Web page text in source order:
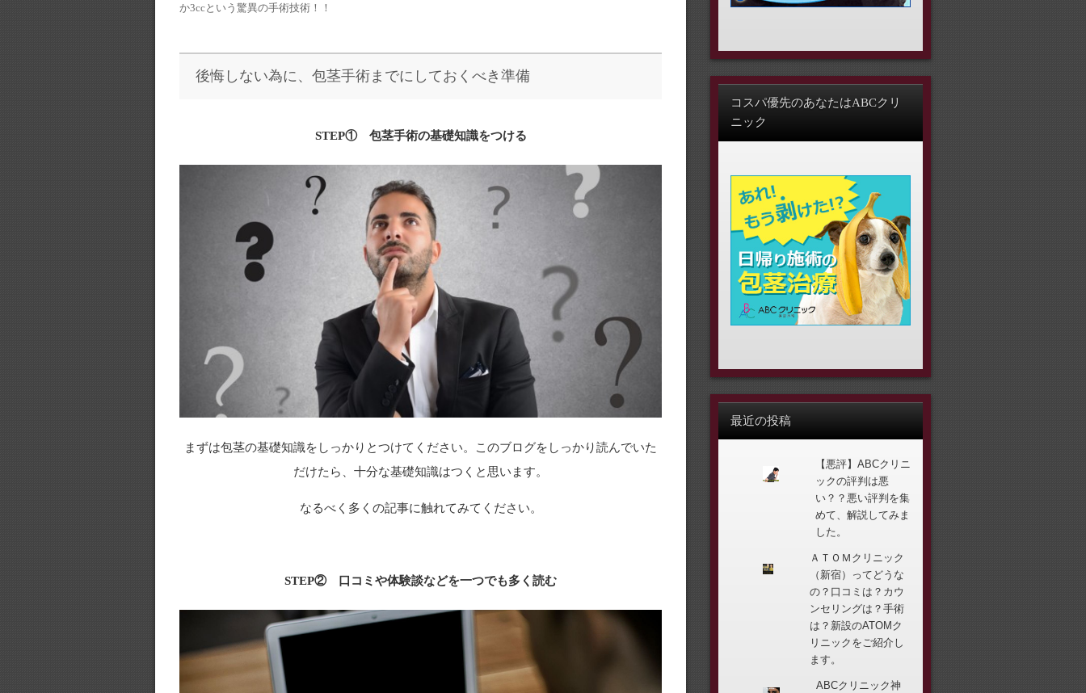
か3ccという驚異の手術技術！！
後悔しない為に、包茎手術までにしておくべき準備
STEP① 包茎手術の基礎知識をつける
まずは包茎の基礎知識をしっかりとつけてください。このブログをしっかり読んでいた
だけたら、十分な基礎知識はつくと思います。
なるべく多くの記事に触れてみてください。
STEP② 口コミや体験談などを一つでも多く読む
コスパ優先のあなたはABCクリ
ニック
最近の投稿
【悪評】ABCクリニ
ックの評判は悪
い？？悪い評判を集
めて、解説してみま
した。
ＡＴＯＭクリニック
（新宿）ってどうな
の？口コミは？カウ
ンセリングは？手術
は？新設のATOMク
リニックをご紹介し
ます。
ABCクリニック神